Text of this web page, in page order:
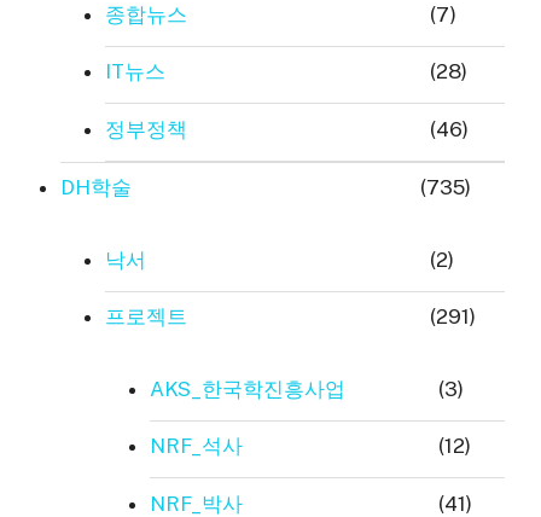
종합뉴스 (7)
IT뉴스 (28)
정부정책 (46)
DH학술 (735)
낙서 (2)
프로젝트 (291)
AKS_한국학진흥사업 (3)
NRF_석사 (12)
NRF_박사 (41)